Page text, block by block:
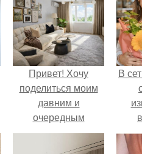
Привет! Хочу
поделиться моим
давним и
очередным
неопубликованным
проектом.
В